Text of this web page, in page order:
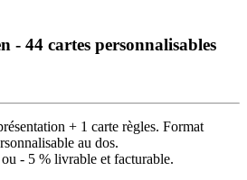
- 44 cartes personnalisables
+ 1 carte règles. Format
au dos.
- 5 % livrable et facturable.